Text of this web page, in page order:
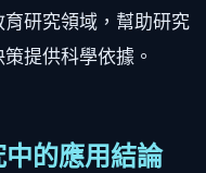
研究領域，幫助研究
提供科學依據。
中的應用結論